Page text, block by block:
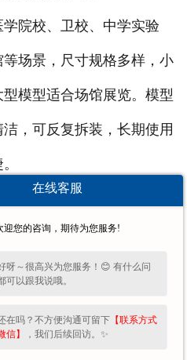
院校、卫校、中学实验
场景，尺寸规格多样，小
模型适合场馆展览。模型
，可反复拆装，长期使用
球构造，眼球解剖模型
为易懂实体，助力医学教
的学习与传播提供重要辅
在线客服
迎您的咨询，期待为您服务!
呀～很高兴为您服务！😊 有什么问
可以跟我说哦。
在吗？不方便沟通可留下 【联系方式
信】
，我们后续回访。✨